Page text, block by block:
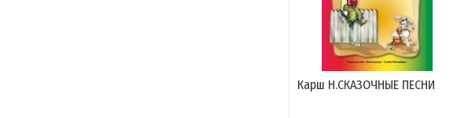
Карш Н.СКАЗОЧНЫЕ ПЕСНИ